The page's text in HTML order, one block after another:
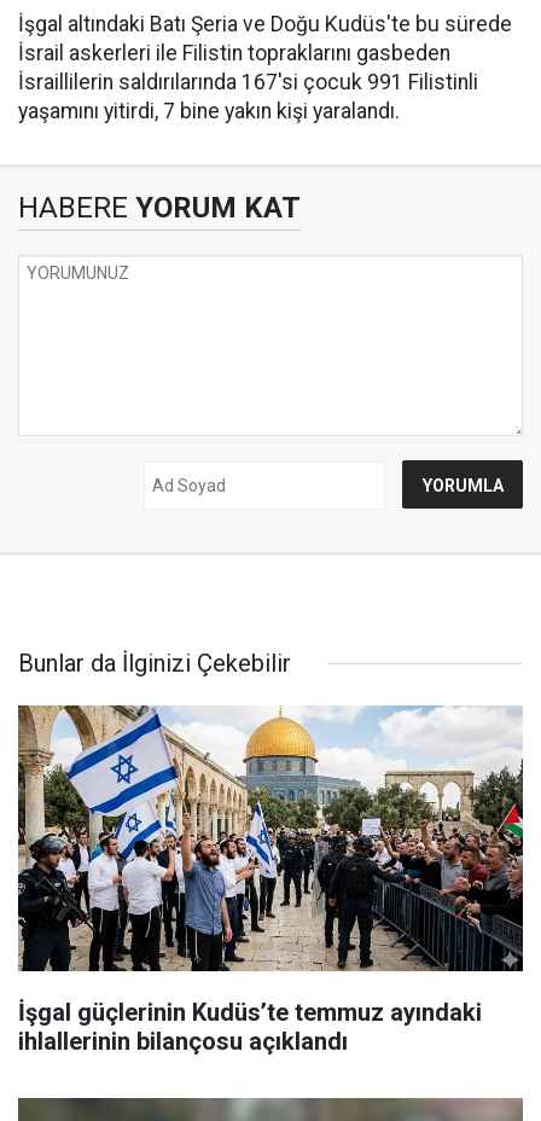
İşgal altındaki Batı Şeria ve Doğu Kudüs'te bu sürede
İsrail askerleri ile Filistin topraklarını gasbeden
İsraillilerin saldırılarında 167'si çocuk 991 Filistinli
yaşamını yitirdi, 7 bine yakın kişi yaralandı.
HABERE YORUM KAT
Bunlar da İlginizi Çekebilir
İşgal güçlerinin Kudüs’te temmuz ayındaki
ihlallerinin bilançosu açıklandı